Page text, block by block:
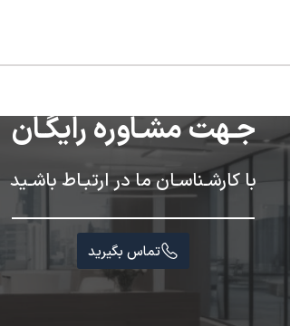
جـهت مشـاوره رایگـان
با کارشـناسـان ما در ارتبـاط باشـید
تماس بگیرید